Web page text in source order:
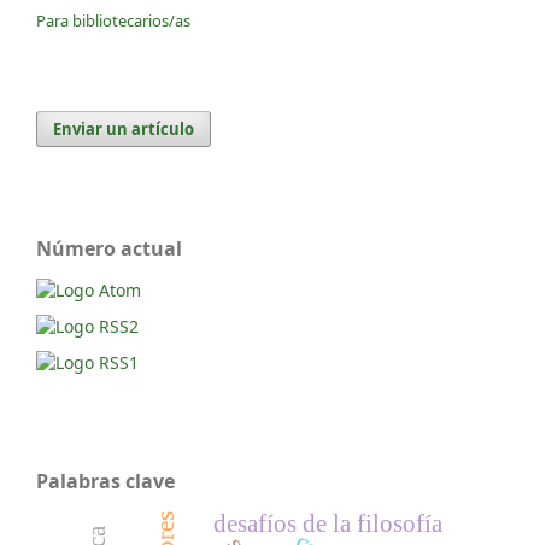
Para bibliotecarios/as
Enviar un artículo
Número actual
Palabras clave
desafíos de la filosofía